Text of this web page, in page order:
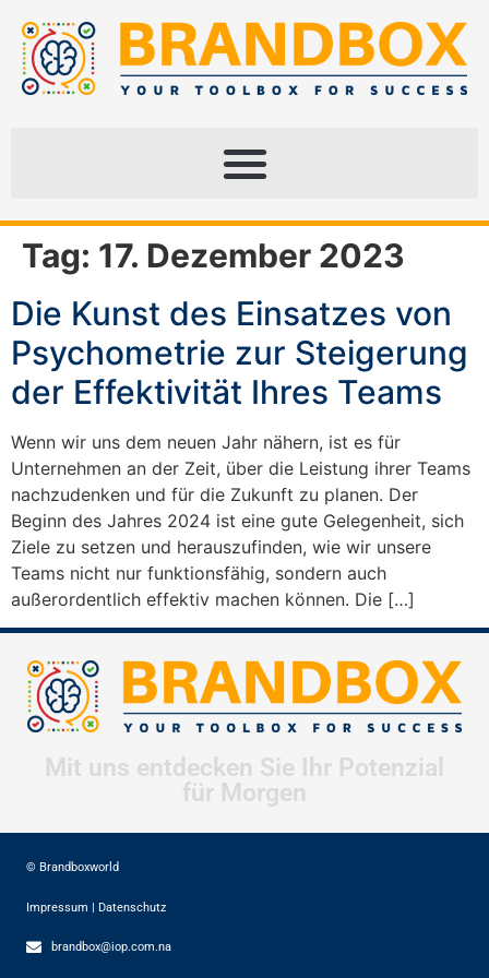
Tag: 17. Dezember 2023
Die Kunst des Einsatzes von
Psychometrie zur Steigerung
der Effektivität Ihres Teams
Wenn wir uns dem neuen Jahr nähern, ist es für
Unternehmen an der Zeit, über die Leistung ihrer Teams
nachzudenken und für die Zukunft zu planen. Der
Beginn des Jahres 2024 ist eine gute Gelegenheit, sich
Ziele zu setzen und herauszufinden, wie wir unsere
Teams nicht nur funktionsfähig, sondern auch
außerordentlich effektiv machen können. Die […]
Mit uns entdecken Sie Ihr Potenzial
für Morgen
© Brandboxworld
Impressum | Datenschutz
brandbox@iop.com.na